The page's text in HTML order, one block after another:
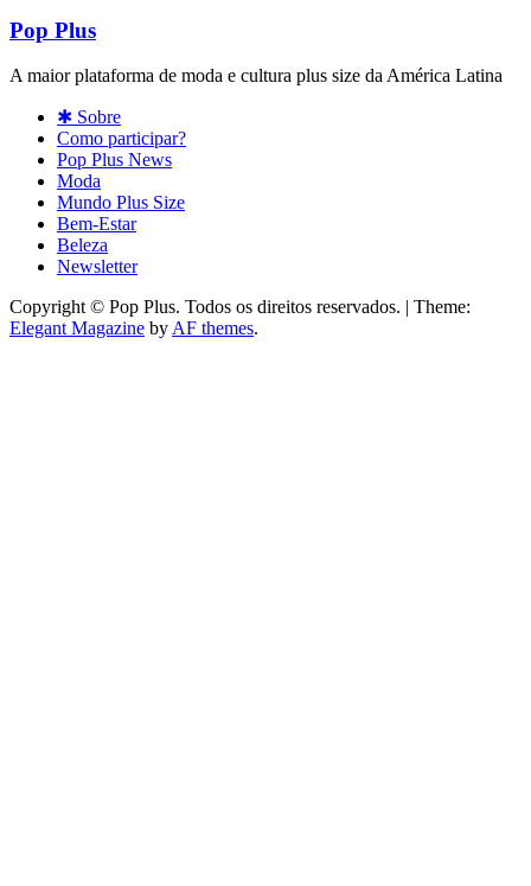
Pop Plus
A maior plataforma de moda e cultura plus size da América Latina
✱ Sobre
Como participar?
Pop Plus News
Moda
Mundo Plus Size
Bem-Estar
Beleza
Newsletter
Copyright © Pop Plus. Todos os direitos reservados. | Theme:
Elegant Magazine by AF themes.